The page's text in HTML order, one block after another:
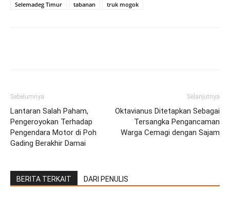
Selemadeg Timur
tabanan truk mogok
Sebelumnya
Lantaran Salah Paham,
Pengeroyokan Terhadap
Pengendara Motor di Poh
Gading Berakhir Damai
Selanjutnya
Oktavianus Ditetapkan Sebagai
Tersangka Pengancaman
Warga Cemagi dengan Sajam
BERITA TERKAIT DARI PENULIS